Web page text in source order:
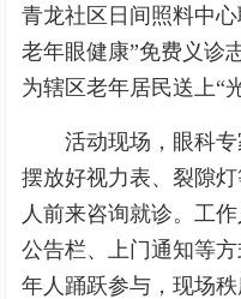
青龙社区日间照料中
老年眼健康”免费义诊
为辖区老年居民送上“
活动现场，眼科专
摆放好视力表、裂隙
人前来咨询就诊。工
公告栏、上门通知等
年人踊跃参与，现场秩